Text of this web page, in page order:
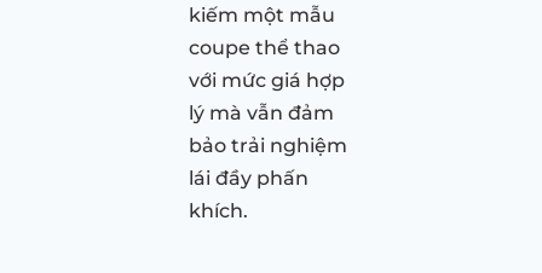
kiếm một mẫu
coupe thể thao
với mức giá hợp
lý mà vẫn đảm
bảo trải nghiệm
lái đầy phấn
khích.